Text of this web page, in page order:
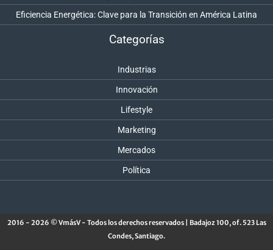
Eficiencia Energética: Clave para la Transición en América Latina
Categorías
Industrias
Innovación
Lifestyle
Marketing
Mercados
Política
2016 - 2026 © VmásV - Todos los derechos reservados | Badajoz 100, of. 523 Las
Condes, Santiago.